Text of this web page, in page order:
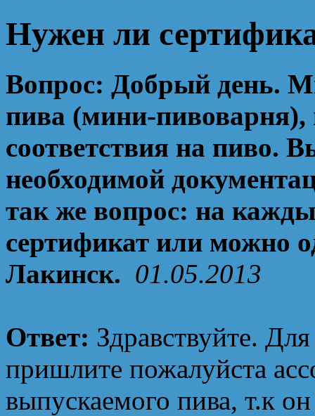
Нужен ли
Вопрос: Добрый день.
пива (мини-
соответствия на пиво.
необходимой
так же вопрос: на
сертификат или можно
Лакинск. 01.05.2013
Ответ: Здравствуйте.
пришлите пожалуйста
выпускаемого пива, т.к он